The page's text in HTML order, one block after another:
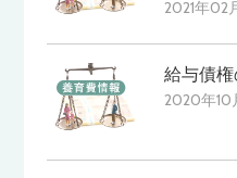
2021年02
給与債
2020年10